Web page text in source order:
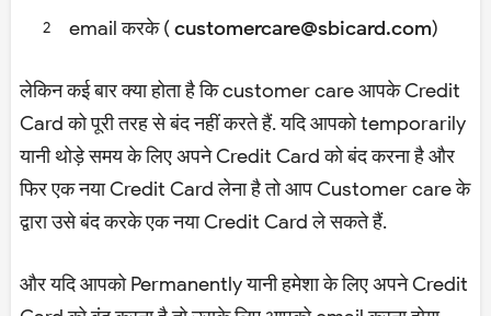
email करके (customercare@sbicard.com)
लेकिन कई बार क्या होता है कि customer care आपके Credit
Card को पूरी तरह से बंद नहीं करते हैं. यदि आपको temporarily
यानी थोड़े समय के लिए अपने Credit Card को बंद करना है और
फिर एक नया Credit Card लेना है तो आप Customer care के
द्वारा उसे बंद करके एक नया Credit Card ले सकते हैं.
और यदि आपको Permanently यानी हमेशा के लिए अपने Credit